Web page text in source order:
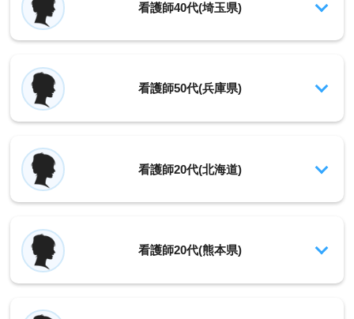
看護師40代(埼玉県)
看護師50代(兵庫県)
看護師20代(北海道)
看護師20代(熊本県)